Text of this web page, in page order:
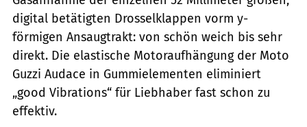
digital betä­tigten Drosselklappen vorm y-
förmigen Ansaugtrakt: von schön weich bis sehr
direkt. Die elastische Motoraufhängung der Moto
Guzzi Audace in Gummielementen eliminiert
„good Vibrations“ für Liebhaber fast schon zu
effektiv.